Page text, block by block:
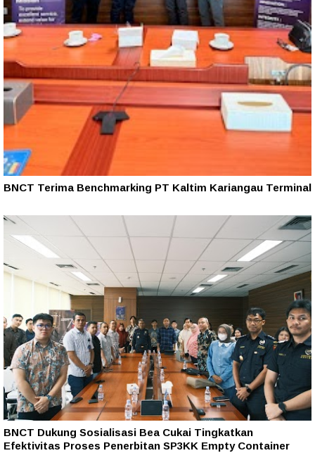
BNCT Terima Benchmarking PT Kaltim Kariangau Terminal
BNCT Dukung Sosialisasi Bea Cukai Tingkatkan
Efektivitas Proses Penerbitan SP3KK Empty Container